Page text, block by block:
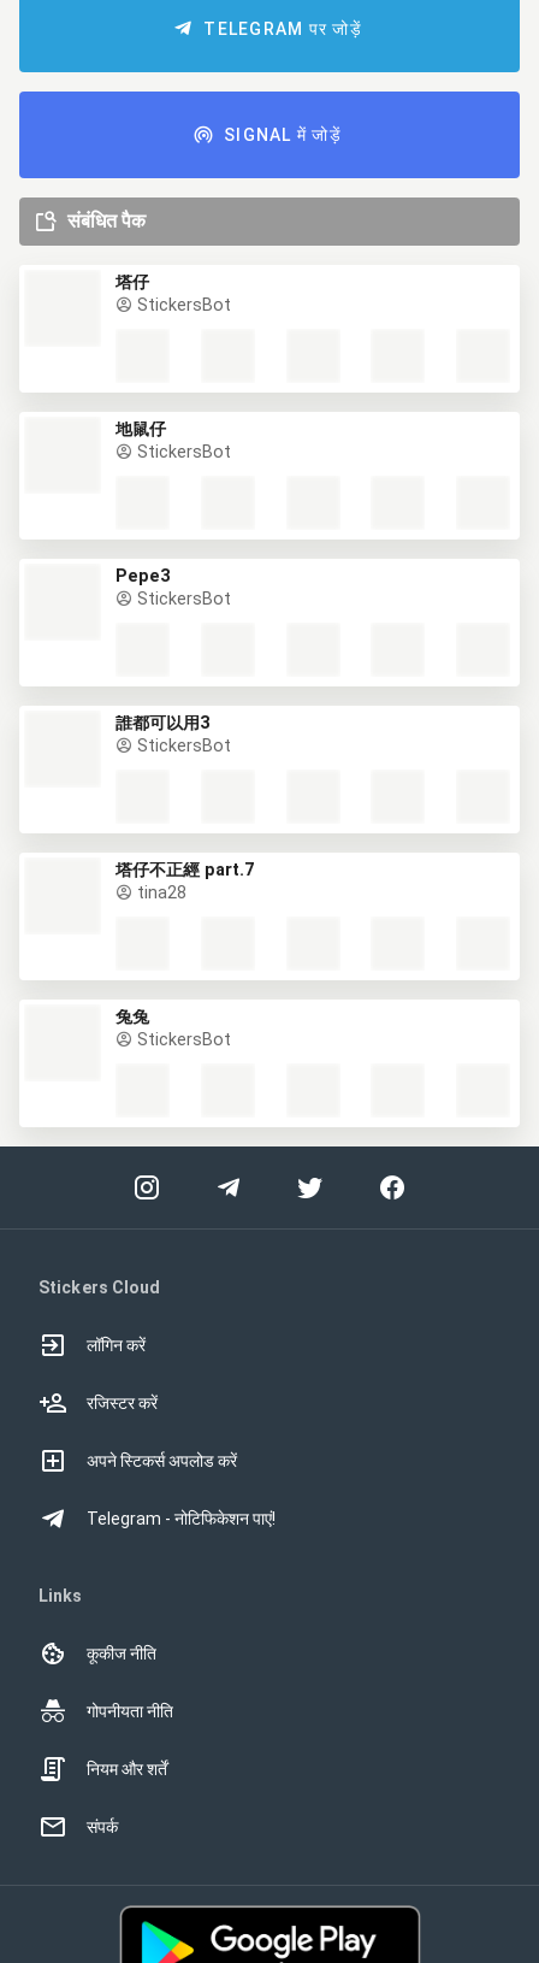
TELEGRAM पर जोड़ें
SIGNAL में जोड़ें
संबंधित पैक
塔仔
StickersBot
地鼠仔
StickersBot
Pepe3
StickersBot
誰都可以用3
StickersBot
塔仔不正經 part.7
tina28
兔兔
StickersBot
Stickers Cloud
लॉगिन करें
रजिस्टर करें
अपने स्टिकर्स अपलोड करें
Telegram - नोटिफिकेशन पाएं!
Links
कूकीज नीति
गोपनीयता नीति
नियम और शर्तें
संपर्क